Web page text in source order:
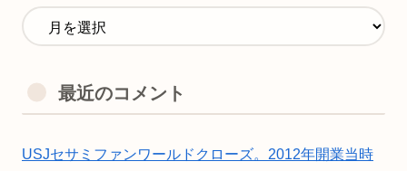
最近のコメント
USJセサミファンワールドクローズ。2012年開業当時